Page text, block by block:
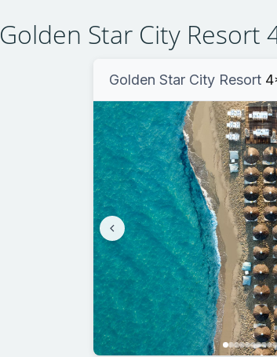
Golden Star City Resort
Golden Star City Resort